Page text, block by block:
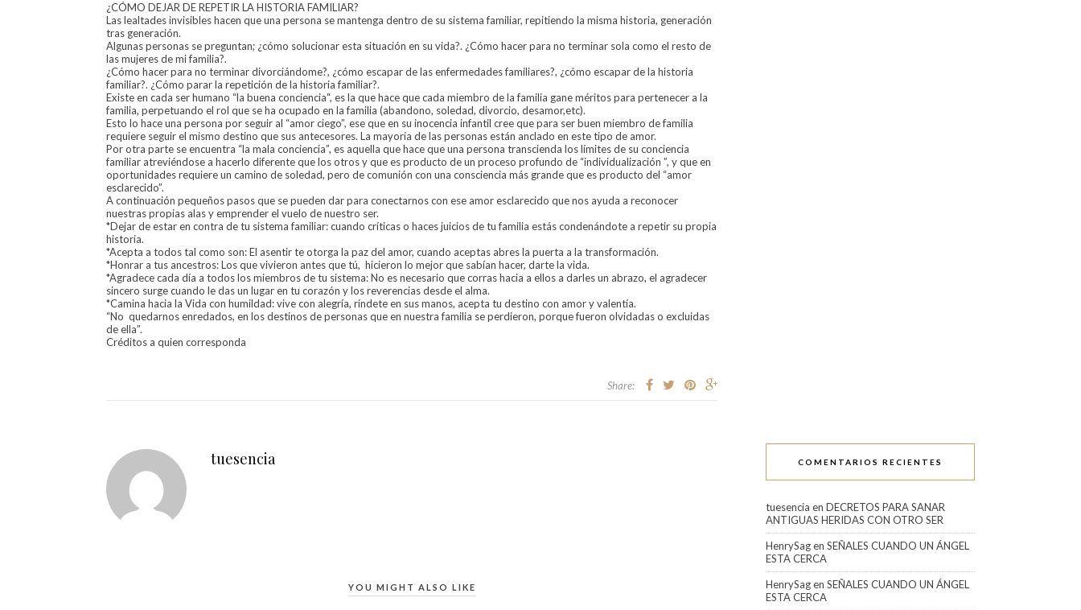
¿CÓMO DEJAR DE REPETIR LA HISTORIA FAMILIAR?
Las lealtades invisibles hacen que una persona se mantenga dentro de su sistema familiar, repitiendo la misma historia, generación
tras generación.
Algunas personas se preguntan; ¿cómo solucionar esta situación en su vida?. ¿Cómo hacer para no terminar sola como el resto de
las mujeres de mi familia?.
¿Cómo hacer para no terminar divorciándome?, ¿cómo escapar de las enfermedades familiares?, ¿cómo escapar de la historia
familiar?. ¿Cómo parar la repetición de la historia familiar?.
Existe en cada ser humano “la buena conciencia“, es la que hace que cada miembro de la familia gane méritos para pertenecer a la
familia, perpetuando el rol que se ha ocupado en la familia (abandono, soledad, divorcio, desamor,etc).
Esto lo hace una persona por seguir al “amor ciego”, ese que en su inocencia infantil cree que para ser buen miembro de familia
requiere seguir el mismo destino que sus antecesores. La mayoría de las personas están anclado en este tipo de amor.
Por otra parte se encuentra “la mala conciencia”, es aquella que hace que una persona transcienda los límites de su conciencia
familiar atreviéndose a hacerlo diferente que los otros y que es producto de un proceso profundo de “individualización ”, y que en
oportunidades requiere un camino de soledad, pero de comunión con una consciencia más grande que es producto del “amor
esclarecido”.
A continuación pequeños pasos que se pueden dar para conectarnos con ese amor esclarecido que nos ayuda a reconocer
nuestras propias alas y emprender el vuelo de nuestro ser.
*Dejar de estar en contra de tu sistema familiar: cuando críticas o haces juicios de tu familia estás condenándote a repetir su propia
historia.
*Acepta a todos tal como son: El asentir te otorga la paz del amor, cuando aceptas abres la puerta a la transformación.
*Honrar a tus ancestros: Los que vivieron antes que tú, hicieron lo mejor que sabían hacer, darte la vida.
*Agradece cada día a todos los miembros de tu sistema: No es necesario que corras hacia a ellos a darles un abrazo, el agradecer
sincero surge cuando le das un lugar en tu corazón y los reverencias desde el alma.
*Camina hacia la Vida con humildad: vive con alegría, ríndete en sus manos, acepta tu destino con amor y valentía.
“No quedarnos enredados, en los destinos de personas que en nuestra familia se perdieron, porque fueron olvidadas o excluidas
de ella”.
Créditos a quien corresponda
Share:
tuesencia
YOU MIGHT ALSO LIKE
COMENTARIOS RECIENTES
tuesencia en DECRETOS PARA SANAR
ANTIGUAS HERIDAS CON OTRO SER
HenrySagen SEÑALES CUANDO UN ÁNGEL
ESTA CERCA
HenrySagen SEÑALES CUANDO UN ÁNGEL
ESTA CERCA